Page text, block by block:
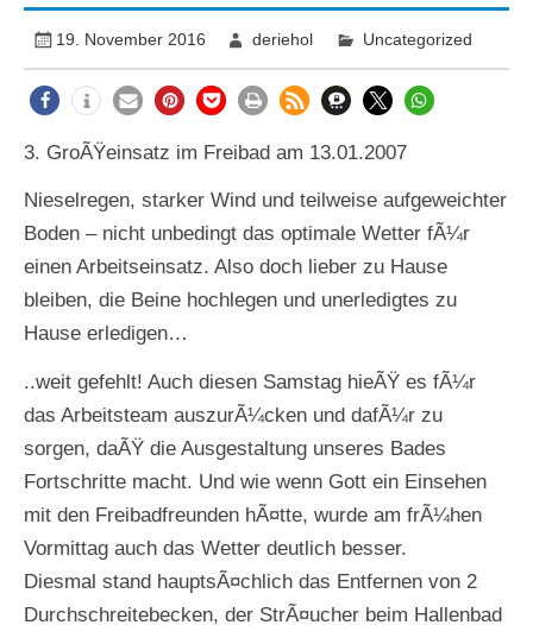
19. November 2016 deriehol Uncategorized
3. GroÃŸeinsatz im Freibad am 13.01.2007
Nieselregen, starker Wind und teilweise aufgeweichter
Boden – nicht unbedingt das optimale Wetter fÃ¼r
einen Arbeitseinsatz. Also doch lieber zu Hause
bleiben, die Beine hochlegen und unerledigtes zu
Hause erledigen…
..weit gefehlt! Auch diesen Samstag hieÃŸ es fÃ¼r
das Arbeitsteam auszurÃ¼cken und dafÃ¼r zu
sorgen, daÃŸ die Ausgestaltung unseres Bades
Fortschritte macht. Und wie wenn Gott ein Einsehen
mit den Freibadfreunden hÃ¤tte, wurde am frÃ¼hen
Vormittag auch das Wetter deutlich besser.
Diesmal stand hauptsÃ¤chlich das Entfernen von 2
Durchschreitebecken, der StrÃ¤ucher beim Hallenbad